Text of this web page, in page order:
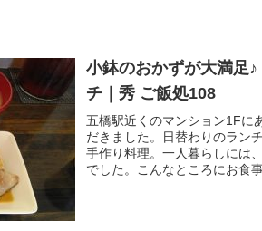
小鉢のおかずが大満足
チ｜秀 ご飯処108
五橋駅近くのマンション1Fに
だきました。日替わりのラン
手作り料理。一人暮らしには
でした。こんなところにお食